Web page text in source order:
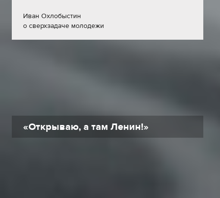
Иван Охлобыстин
о сверхзадаче молодежи
«Открываю, а там Ленин!»